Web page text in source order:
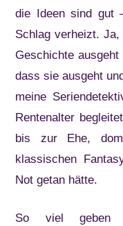
die Ideen sind gut
Schlag verheizt.
Geschichte
dass sie ausgeht
meine
Rentenalter
bis zur Ehe,
klassischen
Not getan hätte.
So viel geben